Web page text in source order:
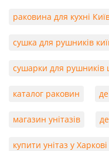
раковина для кухні
сушка для рушників
сушарки для рушників
каталог раковин
магазин унітазів
купити унітаз у Харкові